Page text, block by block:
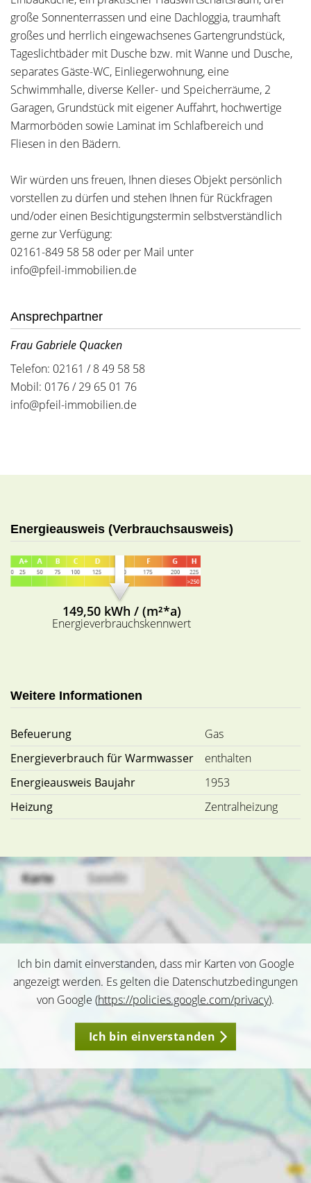
große Sonnenterrassen und eine Dachloggia, traumhaft
großes und herrlich eingewachsenes Gartengrundstück,
Tageslichtbäder mit Dusche bzw. mit Wanne und Dusche,
separates Gäste-WC, Einliegerwohnung, eine
Schwimmhalle, diverse Keller- und Speicherräume, 2
Garagen, Grundstück mit eigener Auffahrt, hochwertige
Marmorböden sowie Laminat im Schlafbereich und
Fliesen in den Bädern.
Wir würden uns freuen, Ihnen dieses Objekt persönlich
vorstellen zu dürfen und stehen Ihnen für Rückfragen
und/oder einen Besichtigungstermin selbstverständlich
gerne zur Verfügung:
02161-849 58 58 oder per Mail unter
info@pfeil-immobilien.de
Ansprechpartner
Frau Gabriele Quacken
Telefon: 02161 / 8 49 58 58
Mobil: 0176 / 29 65 01 76
info@pfeil-immobilien.de
Energieausweis (Verbrauchsausweis)
149,50 kWh / (m²*a)
Energieverbrauchskennwert
Weitere Informationen
Befeuerung
Gas
Energieverbrauch für Warmwasser
enthalten
Energieausweis Baujahr
1953
Heizung
Zentralheizung
Ich bin damit einverstanden, dass mir Karten von Google
angezeigt werden. Es gelten die Datenschutzbedingungen
von Google (https://policies.google.com/privacy).
Ich bin einverstanden